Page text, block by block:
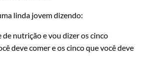
linda jovem dizendo:
nutrição e vou dizer os cinco
deve comer e os cinco que você deve